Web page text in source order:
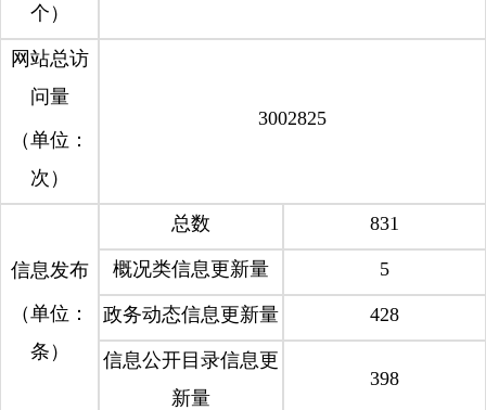
个）
网站总访
问量
（单位：
次）
3002825
信息发布
（单位：
条）
总数 831
概况类信息更新量 5
政务动态信息更新量 428
信息公开目录信息更
新量
398